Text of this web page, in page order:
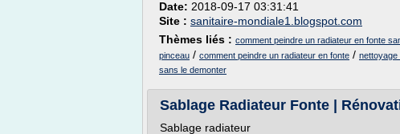
Date: 2018-09-17 03:31:41
Site : sanitaire-mondiale1.blogspot.com
Thèmes liés : comment peindre un radiateur en fonte
pinceau / comment peindre un radiateur en fonte / nettoyage
sans le demonter
Sablage Radiateur Fonte |
Sablage radiateur